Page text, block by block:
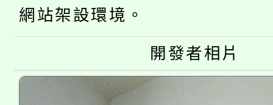
者。
份教師研習
淨零綠生活教案入校路
115年食農教育專業人
網站架設環境。
開發者相片